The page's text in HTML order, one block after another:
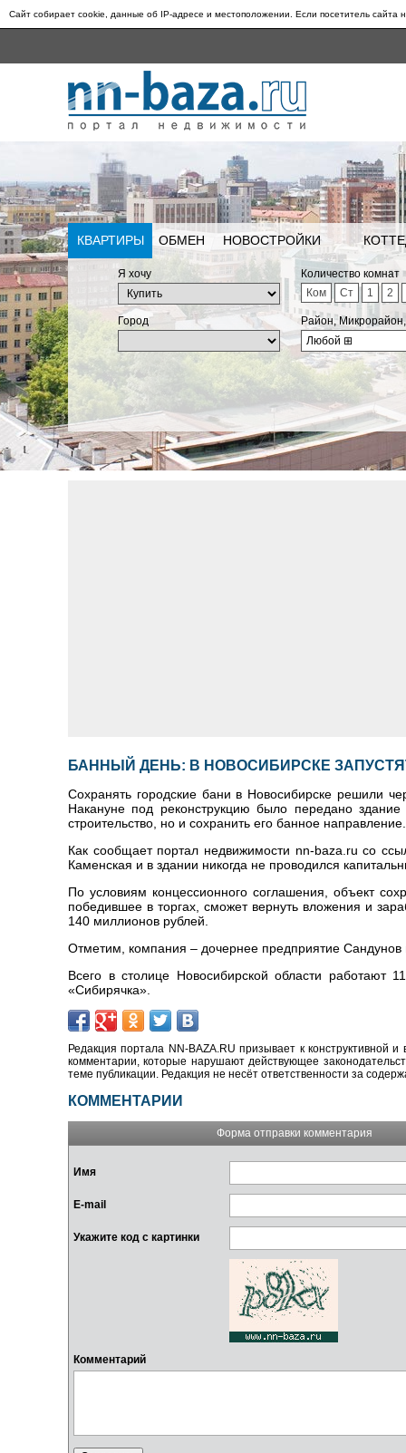
Сайт собирает cookie, данные об IP-адресе и местоположении. Если посетитель сайта
КВАРТИРЫ ОБМЕН НОВОСТРОЙКИ
Я хочу
Количество комнат
Ком
Ст 1 2
Город
Район,
Любой ⊞
БАННЫЙ ДЕНЬ: В НОВОСИБИРСКЕ
Сохранять городские бани в Новосибирске решили
Накануне под реконструкцию было передано
строительство, но и сохранить его банное направление.
Как сообщает портал недвижимости nn-baza.ru со
Каменская и в здании никогда не проводился
По условиям концессионного соглашения, объект
победившее в торгах, сможет вернуть вложения и
140 миллионов рублей.
Отметим, компания – дочернее предприятие ‬Сандунов
Всего в столице Новосибирской области
«‬Сибирячка‭».
Редакция портала NN-BAZA.RU призывает к конструктивной
комментарии, которые нарушают действующее
теме публикации. Редакция не несёт ответственности за
КОММЕНТАРИИ
Форма отправки комментария
Имя
E-mail
Укажите код с картинки
Комментарий